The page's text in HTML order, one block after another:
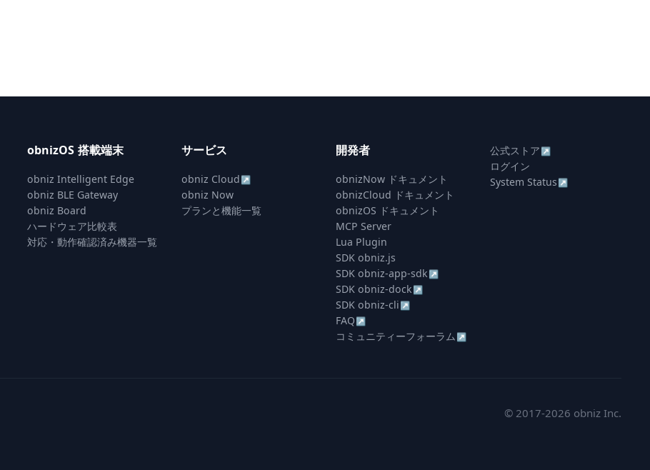
obnizOS 搭載端末
obniz Intelligent Edge
obniz BLE Gateway
obniz Board
ハードウェア比較表
対応・動作確認済み機器一覧
サービス
obniz Cloud ↗
obniz Now
プランと機能一覧
開発者
obnizNow ドキュメント
obnizCloud ドキュメント
obnizOS ドキュメント
MCP Server
Lua Plugin
SDK obniz.js
SDK obniz-app-sdk ↗
SDK obniz-dock ↗
SDK obniz-cli ↗
FAQ ↗
コミュニティーフォーラム ↗
公式ストア ↗
ログイン
System Status ↗
© 2017-2026 obniz Inc.